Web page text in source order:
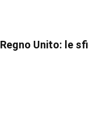
Regno Unito: le